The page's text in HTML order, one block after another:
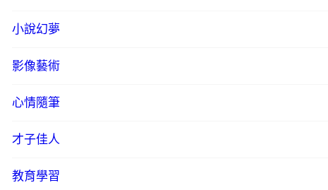
小說幻夢
影像藝術
心情隨筆
才子佳人
教育學習